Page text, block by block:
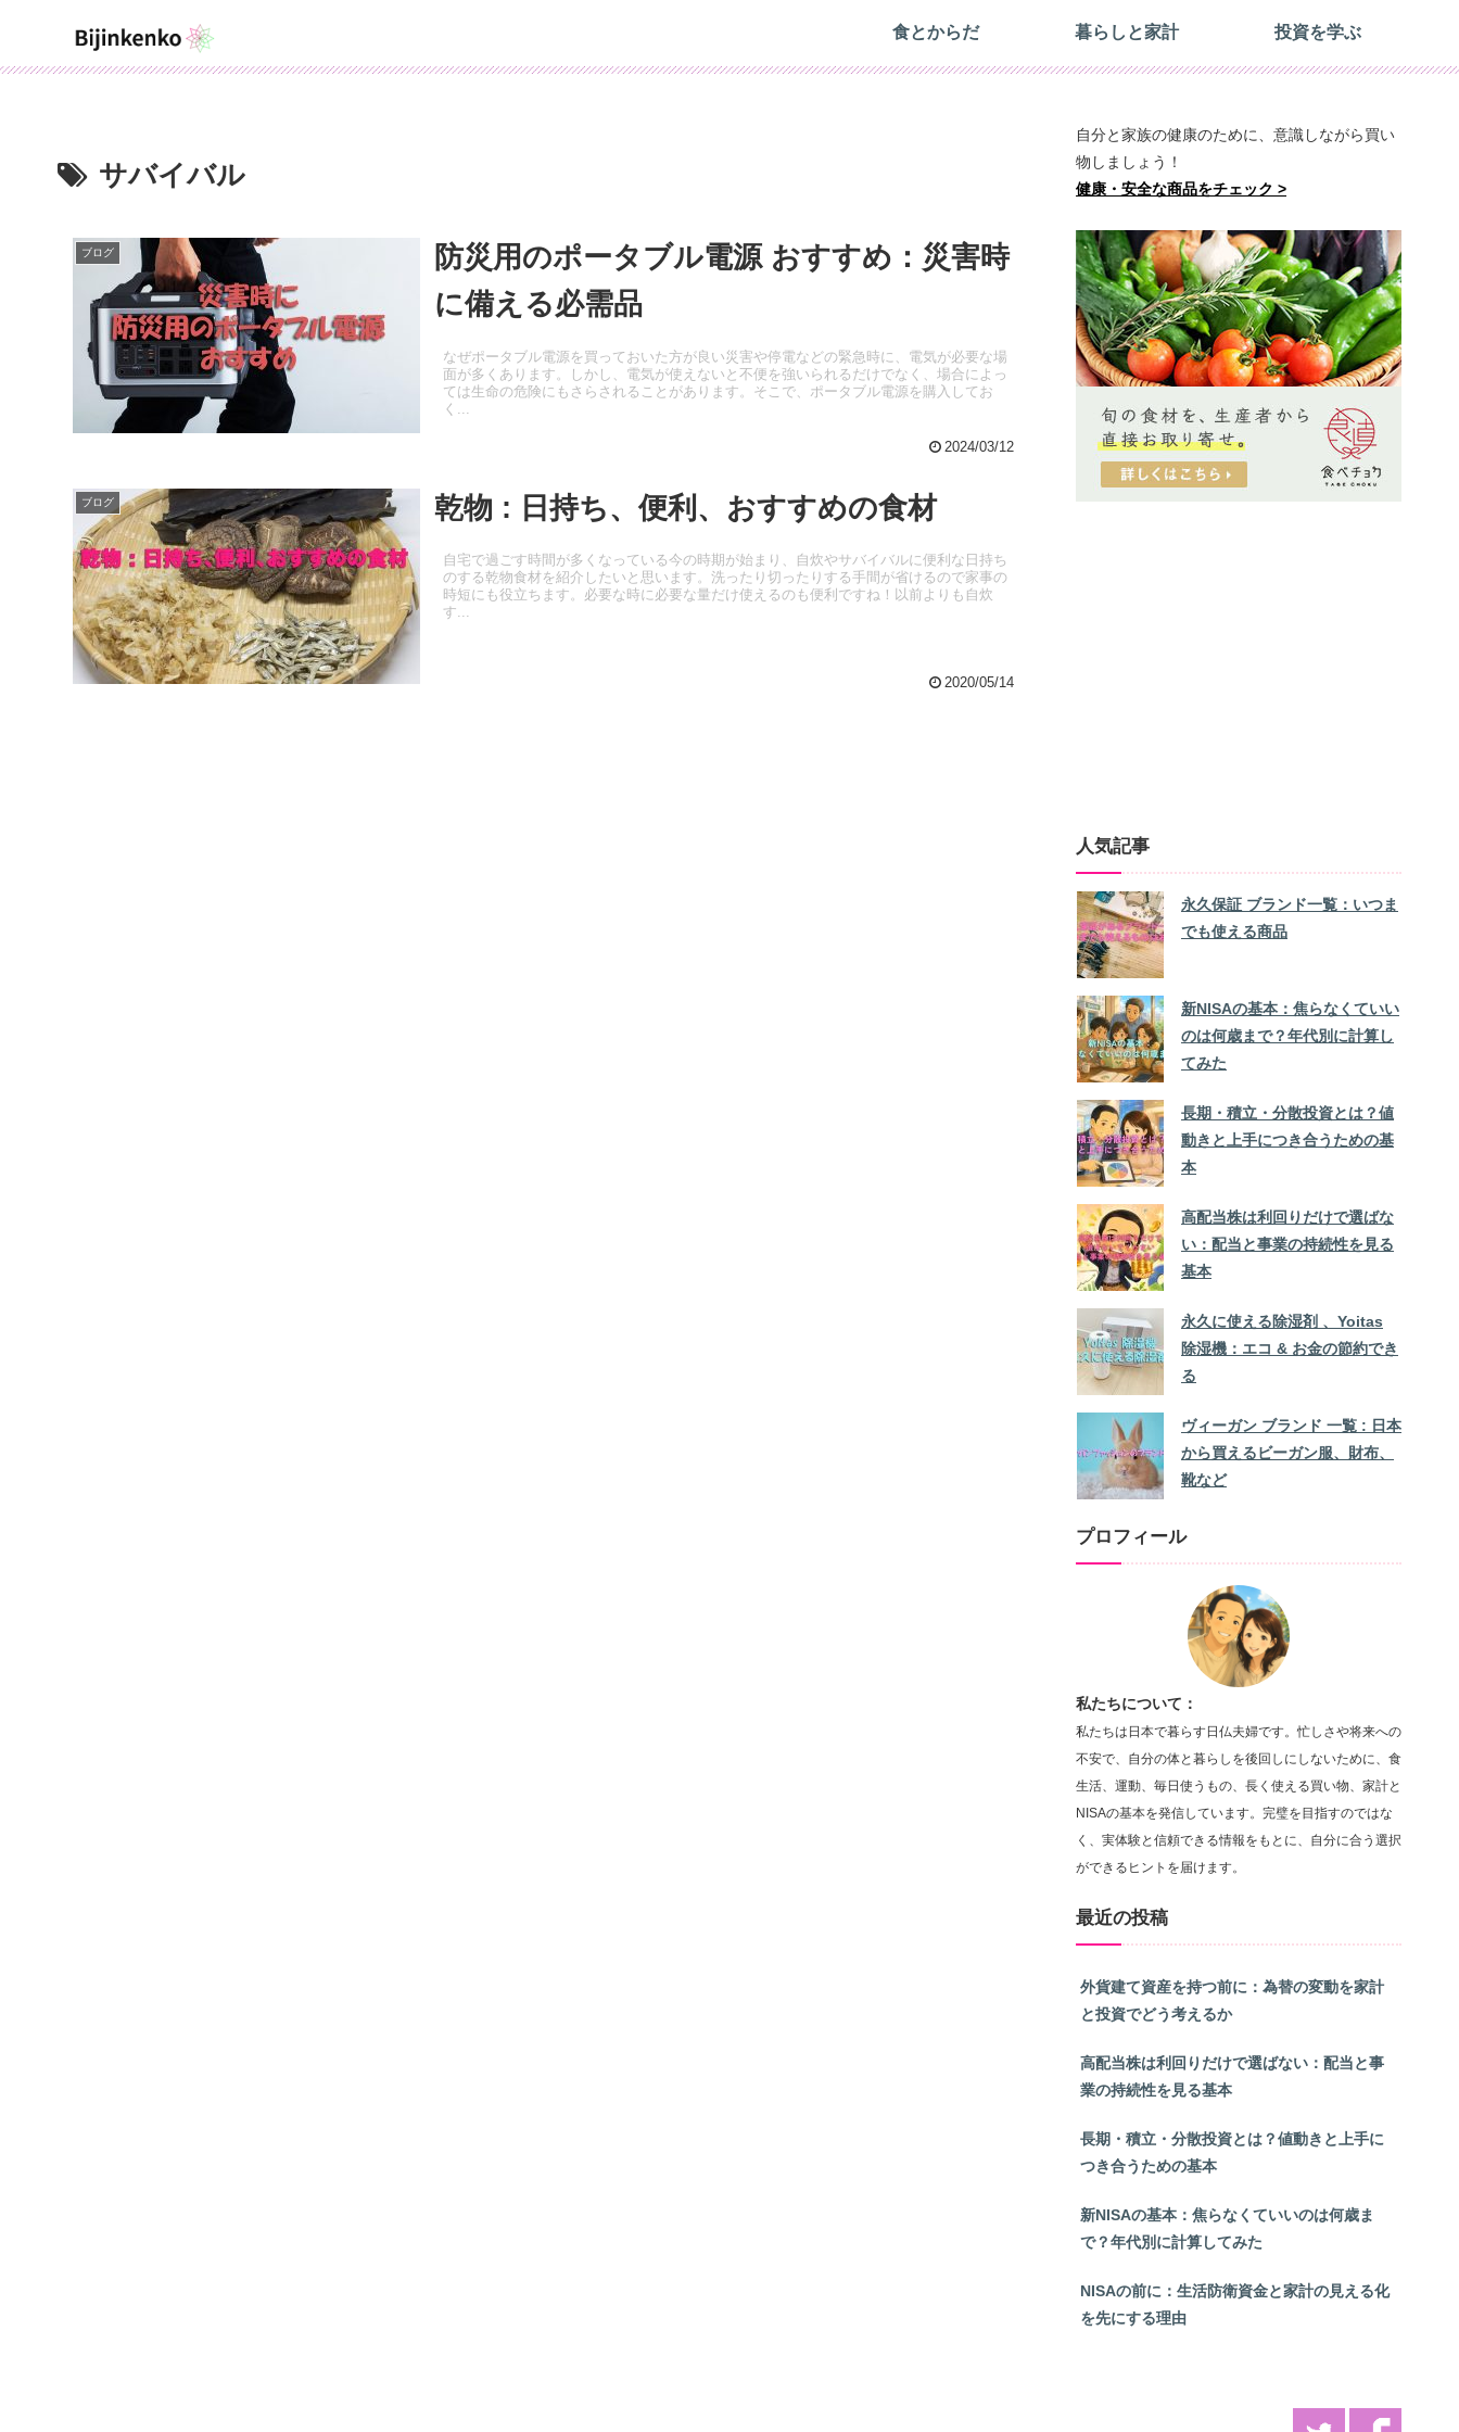
食とからだ 暮らしと家計 投資を学ぶ
サバイバル
ブログ
防災用のポータブル電源 おすすめ：災害時
に備える必需品
なぜポータブル電源を買っておいた方が良い災害や停電などの緊急時に、電気が必要な場
面が多くあります。しかし、電気が使えないと不便を強いられるだけでなく、場合によっ
ては生命の危険にもさらされることがあります。そこで、ポータブル電源を購入してお
く...
2024/03/12
ブログ 乾物 : 日持ち、便利、おすすめの食材
自宅で過ごす時間が多くなっている今の時期が始まり、自炊やサバイバルに便利な日持ち
のする乾物食材を紹介したいと思います。洗ったり切ったりする手間が省けるので家事の
時短にも役立ちます。必要な時に必要な量だけ使えるのも便利ですね！以前よりも自炊
す...
2020/05/14
自分と家族の健康のために、意識しながら買い
物しましょう！
健康・安全な商品をチェック >
人気記事
永久保証 ブランド一覧：いつま
でも使える商品
新NISAの基本：焦らなくていい
のは何歳まで？年代別に計算し
てみた
長期・積立・分散投資とは？値
動きと上手につき合うための基
本
高配当株は利回りだけで選ばな
い：配当と事業の持続性を見る
基本
永久に使える除湿剤 、Yoitas
除湿機：エコ & お金の節約でき
る
ヴィーガン ブランド 一覧 : 日本
から買えるビーガン服、財布、
靴など
プロフィール
私たちについて：
私たちは日本で暮らす日仏夫婦です。忙しさや将来への
不安で、自分の体と暮らしを後回しにしないために、食
生活、運動、毎日使うもの、長く使える買い物、家計と
NISAの基本を発信しています。完璧を目指すのではな
く、実体験と信頼できる情報をもとに、自分に合う選択
ができるヒントを届けます。
最近の投稿
外貨建て資産を持つ前に：為替の変動を家計
と投資でどう考えるか
高配当株は利回りだけで選ばない：配当と事
業の持続性を見る基本
長期・積立・分散投資とは？値動きと上手に
つき合うための基本
新NISAの基本：焦らなくていいのは何歳ま
で？年代別に計算してみた
NISAの前に：生活防衛資金と家計の見える化
を先にする理由